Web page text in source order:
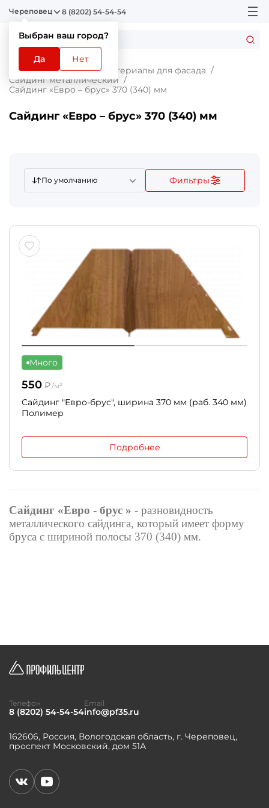
Череповец
Выбран ваш город?
Да Нет
8 (8202) 54-54-54
Главная Каталог
Материалы для фасада
Сайдинг металлический
Сайдинг «Евро – брус» 370 (340) мм
Сайдинг «Евро – брус» 370 (340) мм
По умолчанию Фильтры
Много
550 ₽/м²
Сайдинг "Евро-брус", ширина 370 мм (раб. 340 мм)
Полимер
Подробнее
Сайдинг «Евро - брус » - разновидность
металлического сайдинга, который имеет форму
бруса с шириной полосы 370 (340) мм.
162606, Россия, Вологодская область, г. Череповец,
проспект Московский, дом 51А
Телефон
8 (8202) 54-54-54
Email
info@pf35.ru